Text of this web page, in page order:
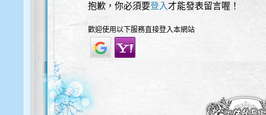
抱歉，你必須要登入 才能發表留言喔！
歡迎使用以下服務直接登入本網站